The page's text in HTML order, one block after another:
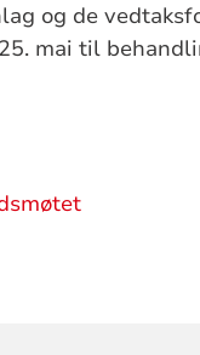
og de
mai til